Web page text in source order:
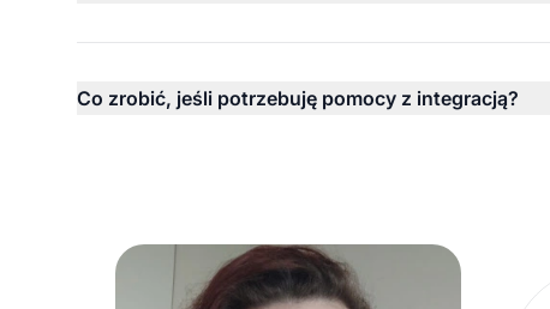
Co zrobić, jeśli potrzebuję pomocy z integracją?